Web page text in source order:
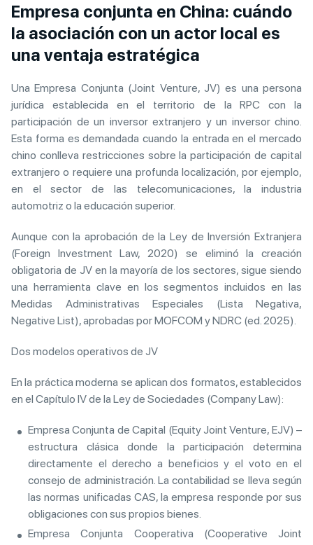
Empresa conjunta en China: cuándo
la asociación con un actor local es
una ventaja estratégica
Una Empresa Conjunta (Joint Venture, JV) es una persona
jurídica establecida en el territorio de la RPC con la
participación de un inversor extranjero y un inversor chino.
Esta forma es demandada cuando la entrada en el mercado
chino conlleva restricciones sobre la participación de capital
extranjero o requiere una profunda localización, por ejemplo,
en el sector de las telecomunicaciones, la industria
automotriz o la educación superior.
Aunque con la aprobación de la Ley de Inversión Extranjera
(Foreign Investment Law, 2020) se eliminó la creación
obligatoria de JV en la mayoría de los sectores, sigue siendo
una herramienta clave en los segmentos incluidos en las
Medidas Administrativas Especiales (Lista Negativa,
Negative List), aprobadas por MOFCOM y NDRC (ed. 2025).
Dos modelos operativos de JV
En la práctica moderna se aplican dos formatos, establecidos
en el Capítulo IV de la Ley de Sociedades (Company Law):
Empresa Conjunta de Capital (Equity Joint Venture, EJV) –
estructura clásica donde la participación determina
directamente el derecho a beneficios y el voto en el
consejo de administración. La contabilidad se lleva según
las normas unificadas CAS, la empresa responde por sus
obligaciones con sus propios bienes.
Empresa Conjunta Cooperativa (Cooperative Joint